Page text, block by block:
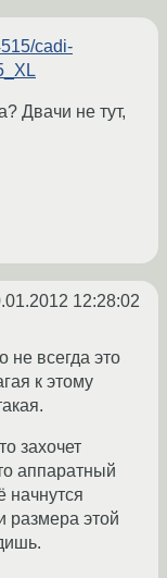
cadi-
Двачи не тут,
12:28:02
не всегда это
к этому
захочет
аппаратный
начнутся
размера этой